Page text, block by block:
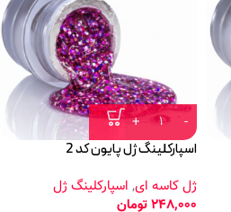
اسپارکلینگ ژل پایون کد 2
ژل کاسه ای, اسپارکلینگ ژل
248,000تومان